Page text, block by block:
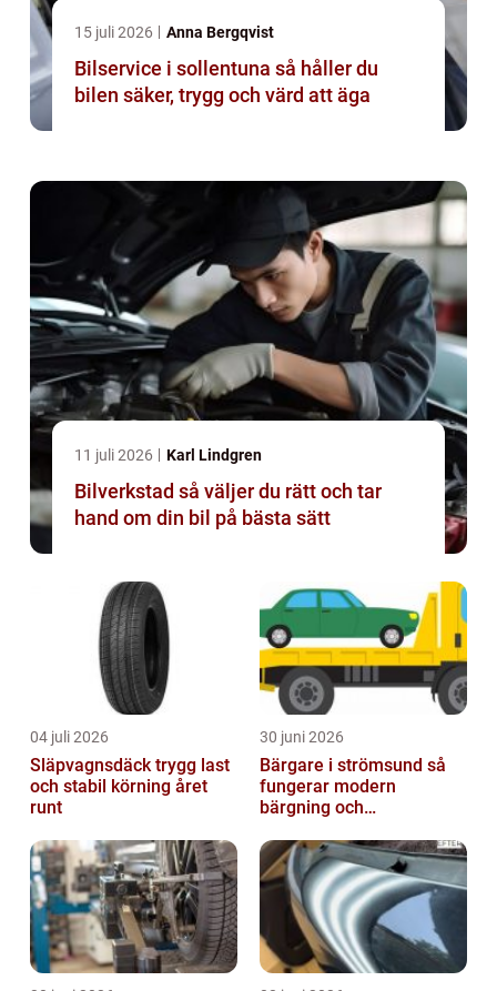
15 juli 2026 Anna Bergqvist
Bilservice i sollentuna så håller du
bilen säker, trygg och värd att äga
11 juli 2026 Karl Lindgren
Bilverkstad så väljer du rätt och tar
hand om din bil på bästa sätt
04 juli 2026
Släpvagnsdäck trygg last
och stabil körning året
runt
30 juni 2026
Bärgare i strömsund så
fungerar modern
bärgning och